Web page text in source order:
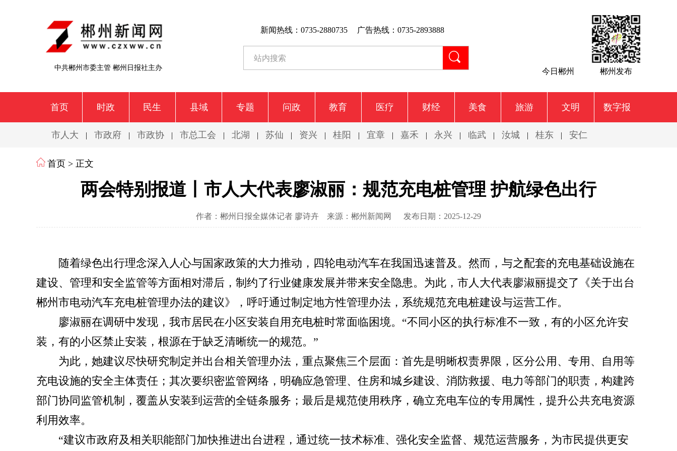
中共郴州市委主管 郴州日报社主办
新闻热线：0735-2880735 广告热线：0735-2893888
今日郴州 郴州发布
首页 时政 民生 县域 专题 问政 教育 医疗 财经 美食 旅游 文明 数字报
市人大 | 市政府 | 市政协 | 市总工会 | 北湖 | 苏仙 | 资兴 | 桂阳 | 宜章 | 嘉禾 | 永兴 | 临武 | 汝城 | 桂东 | 安仁
首页 > 正文
两会特别报道丨市人大代表廖淑丽：规范充电桩管理 护航绿色出行
作者：郴州日报全媒体记者 廖诗卉 来源：郴州新闻网 发布日期：2025-12-29
随着绿色出行理念深入人心与国家政策的大力推动，四轮电动汽车在我国迅速普及。然而，与之配套的充电基础设施在
建设、管理和安全监管等方面相对滞后，制约了行业健康发展并带来安全隐患。为此，市人大代表廖淑丽提交了《关于出台
郴州市电动汽车充电桩管理办法的建议》，呼吁通过制定地方性管理办法，系统规范充电桩建设与运营工作。
廖淑丽在调研中发现，我市居民在小区安装自用充电桩时常面临困境。“不同小区的执行标准不一致，有的小区允许安
装，有的小区禁止安装，根源在于缺乏清晰统一的规范。”
为此，她建议尽快研究制定并出台相关管理办法，重点聚焦三个层面：首先是明晰权责界限，区分公用、专用、自用等
充电设施的安全主体责任；其次要织密监管网络，明确应急管理、住房和城乡建设、消防救援、电力等部门的职责，构建跨
部门协同监管机制，覆盖从安装到运营的全链条服务；最后是规范使用秩序，确立充电车位的专用属性，提升公共充电资源
利用效率。
“建议市政府及相关职能部门加快推进出台进程，通过统一技术标准、强化安全监督、规范运营服务，为市民提供更安